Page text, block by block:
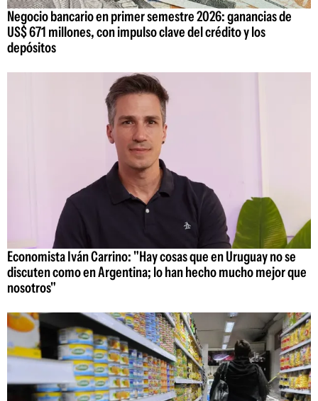
Negocio bancario en primer semestre 2026: ganancias de
US$ 671 millones, con impulso clave del crédito y los
depósitos
Economista Iván Carrino: "Hay cosas que en Uruguay no se
discuten como en Argentina; lo han hecho mucho mejor que
nosotros"